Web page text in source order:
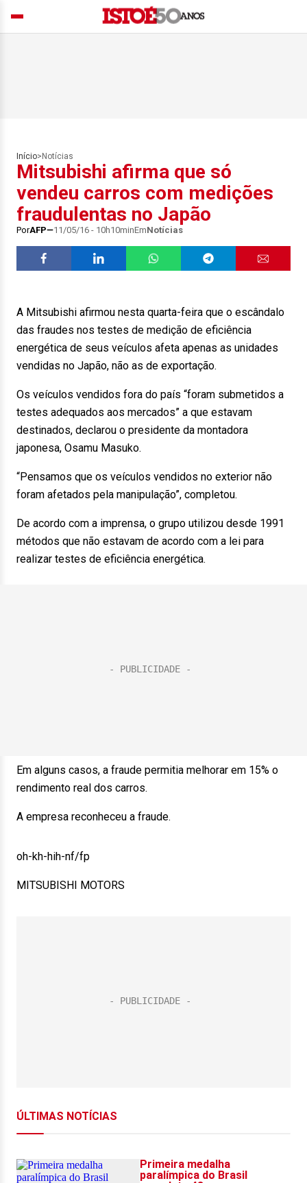
Início> Notícias
Mitsubishi afirma que só
vendeu carros com medições
fraudulentas no Japão
PorAFP 11/05/16 - 10h10minEmNotícias
A Mitsubishi afirmou nesta quarta-feira que o escândalo
das fraudes nos testes de medição de eficiência
energética de seus veículos afeta apenas as unidades
vendidas no Japão, não as de exportação.
Os veículos vendidos fora do país “foram submetidos a
testes adequados aos mercados” a que estavam
destinados, declarou o presidente da montadora
japonesa, Osamu Masuko.
“Pensamos que os veículos vendidos no exterior não
foram afetados pela manipulação”, completou.
De acordo com a imprensa, o grupo utilizou desde 1991
métodos que não estavam de acordo com a lei para
realizar testes de eficiência energética.
Em alguns casos, a fraude permitia melhorar em 15% o
rendimento real dos carros.
A empresa reconheceu a fraude.
oh-kh-hih-nf/fp
MITSUBISHI MOTORS